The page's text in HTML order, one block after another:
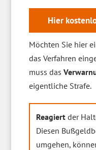
Hier
Möchten Sie hier
das Verfahren
muss das
eigentliche Strafe.
Reagiert der
Diesen
umgehen,